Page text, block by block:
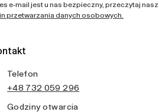
e-mail jest u nas bezpieczny, przeczytaj nasz
przetwarzania danych osobowych.
Telefon
+48 732 059 296
Godziny otwarcia